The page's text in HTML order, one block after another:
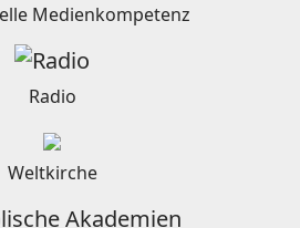
Medienkompetenz
Radio
Weltkirche